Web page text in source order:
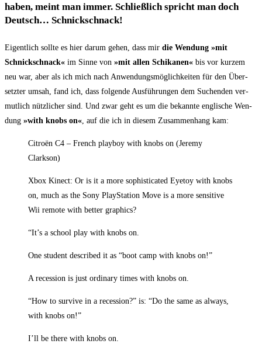
haben, meint man immer. Schließ­lich spricht man doch
Deutsch… Schnickschnack!
Eigent­lich soll­te es hier dar­um gehen, dass mir die Wen­dung »mit
Schnick­schnack« im Sin­ne von »mit allen Schi­ka­nen« bis vor kur­zem
neu war, aber als ich mich nach Anwendungsmöglich­keiten für den Über­
setz­ter umsah, fand ich, dass fol­gen­de Aus­füh­run­gen dem Suchen­den ver­
mut­lich nütz­li­cher sind. Und zwar geht es um die bekann­te eng­li­sche Wen­
dung »with knobs on« , auf die ich in die­sem Zusam­men­hang kam:
Citro­ën C4 – French play­boy with knobs on (Jere­my
Clarkson)
Xbox Kinect: Or is it a more sophisti­ca­ted Eye­toy with knobs
on, much as the Sony Play­Sta­ti­on Move is a more sen­si­ti­ve
Wii remo­te with bet­ter graphics?
“It’s a school play with knobs on.
One stu­dent descri­bed it as “boot camp with knobs on!”
A reces­si­on is just ordi­na­ry times with knobs on.
“How to sur­vi­ve in a reces­si­on?” is: “Do the same as always,
with knobs on!”
I’ll be the­re with knobs on.